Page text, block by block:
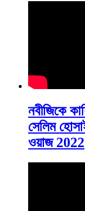
নবীজিকে
সেলিম
ওয়াজ 2022